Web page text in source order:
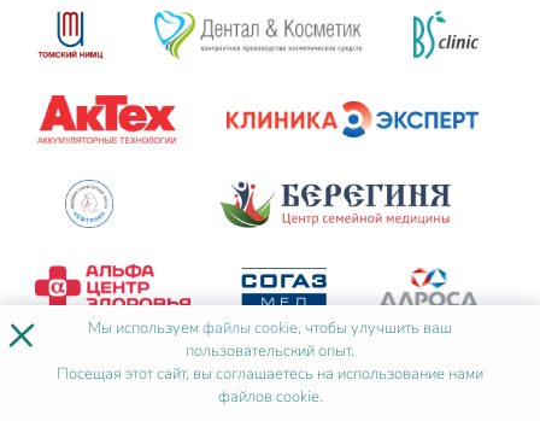
× Мы используемфайлы cookie, чтобы улучшить ваш
пользовательский опыт.
Посещая этот сайт, вы соглашаетесь на использование нами
файлов cookie.